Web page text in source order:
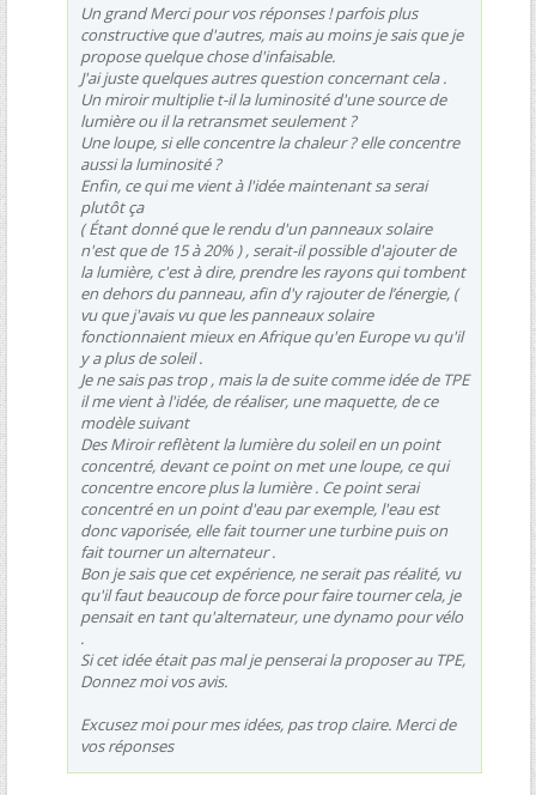
Un grand Merci pour vos réponses ! parfois plus
constructive que d'autres, mais au moins je sais que je
propose quelque chose d'infaisable.
J'ai juste quelques autres question concernant cela .
Un miroir multiplie t-il la luminosité d'une source de
lumière ou il la retransmet seulement ?
Une loupe, si elle concentre la chaleur ? elle concentre
aussi la luminosité ?
Enfin, ce qui me vient à l'idée maintenant sa serai
plutôt ça
( Étant donné que le rendu d'un panneaux solaire
n'est que de 15 à 20% ) , serait-il possible d'ajouter de
la lumière, c'est à dire, prendre les rayons qui tombent
en dehors du panneau, afin d'y rajouter de l’énergie, (
vu que j'avais vu que les panneaux solaire
fonctionnaient mieux en Afrique qu'en Europe vu qu'il
y a plus de soleil .
Je ne sais pas trop , mais la de suite comme idée de TPE
il me vient à l'idée, de réaliser, une maquette, de ce
modèle suivant
Des Miroir reflètent la lumière du soleil en un point
concentré, devant ce point on met une loupe, ce qui
concentre encore plus la lumière . Ce point serai
concentré en un point d'eau par exemple, l'eau est
donc vaporisée, elle fait tourner une turbine puis on
fait tourner un alternateur .
Bon je sais que cet expérience, ne serait pas réalité, vu
qu'il faut beaucoup de force pour faire tourner cela, je
pensait en tant qu'alternateur, une dynamo pour vélo
.
Si cet idée était pas mal je penserai la proposer au TPE,
Donnez moi vos avis.
Excusez moi pour mes idées, pas trop claire. Merci de
vos réponses